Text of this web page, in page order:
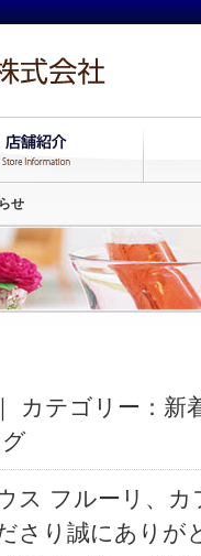
せ
カテゴリー： 新
ス フルーリ、
さり誠にありが